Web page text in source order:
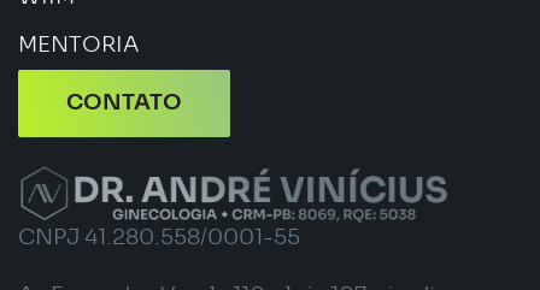
CNPJ 41.280.558/0001-55
MENTORIA
CONTATO